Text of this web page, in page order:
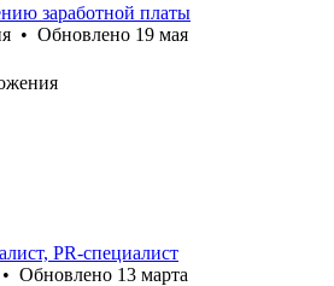
заработной платы
• Обновлено 19 мая
PR-специалист
• Обновлено 13 марта